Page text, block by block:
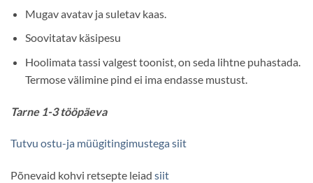
Mugav avatav ja suletav kaas.
Soovitatav käsipesu
Hoolimata tassi valgest toonist, on seda lihtne puhastada.
Termose välimine pind ei ima endasse mustust.
Tarne 1-3 tööpäeva
Tutvu ostu-ja müügitingimustega siit
Põnevaid kohvi retsepte leiad siit